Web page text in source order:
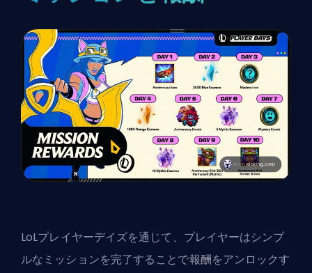
LoLプレイヤーデイズを通じて、プレイヤーはシンプ
ルなミッションを完了することで報酬をアンロックす